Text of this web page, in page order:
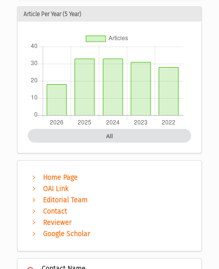
Article Per Year (5 Year)
All
Home Page
OAI Link
Editorial Team
Contact
Reviewer
Google Scholar